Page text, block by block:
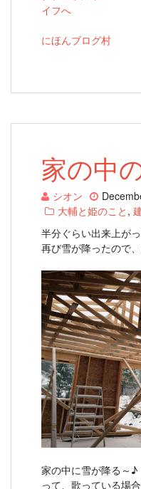
にほんブログ村
家の中
シオン
大輔と姫のこと ,
半分ぐらい出来上が
再び雪が降ったので
家の中に雪が降る～♪
って、歌っている場